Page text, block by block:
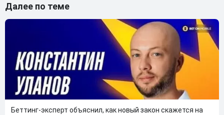
Далее по теме
Беттинг-эксперт объяснил, как новый закон скажется на